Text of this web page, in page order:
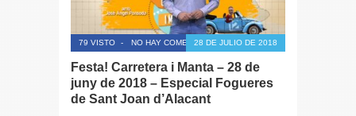
79 VISTO - NO HAY COMENTARIOS28 DE JULIO DE 2018
Festa! Carretera i Manta – 28 de
juny de 2018 – Especial Fogueres
de Sant Joan d’Alacant